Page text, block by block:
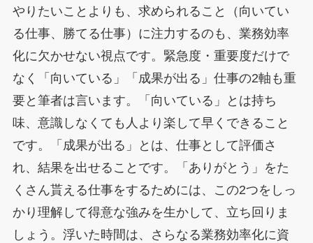
やりたいことよりも、求められること（向いてい
る仕事、勝てる仕事）に注力するのも、業務効率
化に欠かせない視点です。緊急度・重要度だけで
なく「向いている」「成果が出る」仕事の2軸も重
要と筆者は言います。「向いている」とは持ち
味、意識しなくても人より楽して早くできること
です。「成果が出る」とは、仕事として評価さ
れ、結果を出せることです。「ありがとう」をた
くさん貰える仕事をするためには、この2つをしっ
かり理解して得意な強みを生かして、立ち回りま
しょう。浮いた時間は、さらなる業務効率化に資